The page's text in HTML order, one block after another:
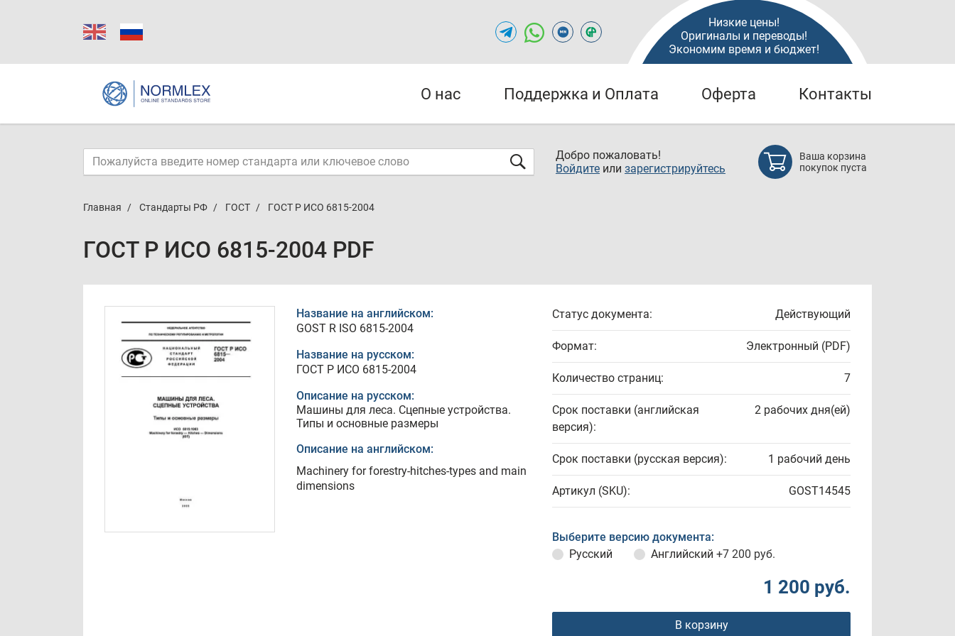
Низкие цены!
Оригиналы и переводы!
Экономим время и бюджет!
О нас Поддержка и Оплата Оферта Контакты
Добро пожаловать!
Войдите или зарегистрируйтесь
Ваша корзина
покупок пуста
Главная Стандарты РФ ГОСТ ГОСТ Р ИСО 6815-2004
ГОСТ Р ИСО 6815-2004 PDF
Название на английском:
GOST R ISO 6815-2004
Название на русском:
ГОСТ Р ИСО 6815-2004
Описание на русском:
Машины для леса. Сцепные устройства.
Типы и основные размеры
Описание на английском:
Machinery for forestry-hitches-types and main
dimensions
Статус документа: Действующий
Формат: Электронный (PDF)
Количество страниц: 7
Срок поставки (английская
версия):
2 рабочих дня(ей)
Срок поставки (русская версия): 1 рабочий день
Артикул (SKU): GOST14545
Выберите версию документа:
Русский
Английский +7 200 руб.
1 200 руб.
В корзину